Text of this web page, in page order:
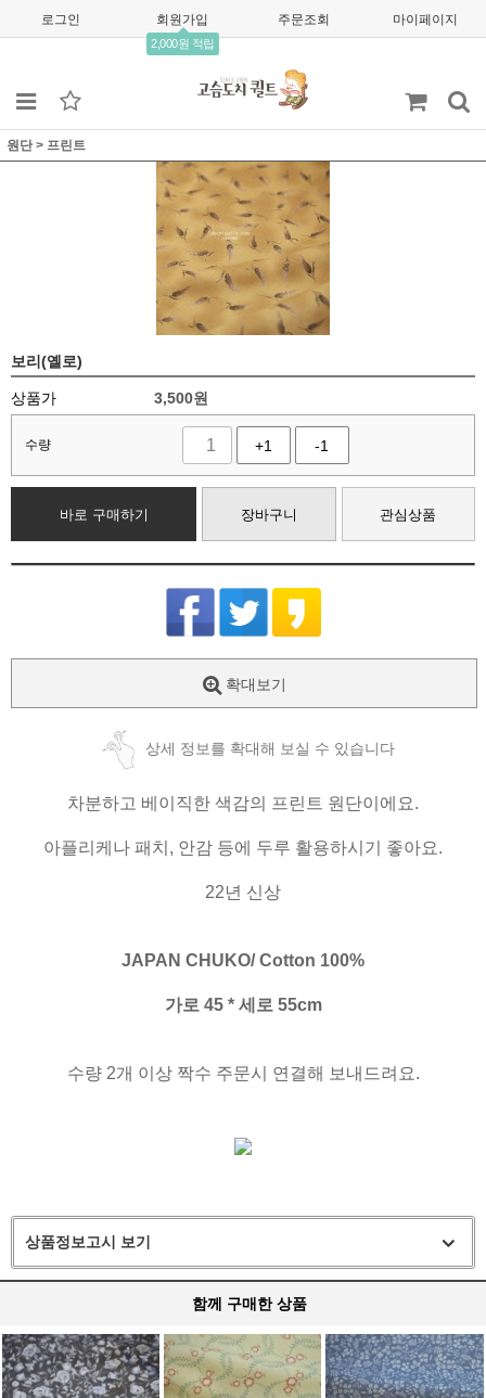
로그인 회원가입
2,000원 적립
주문조회 마이페이지
원단 > 프린트
보리(옐로)
상품가 3,500원
수량 +1 -1
바로 구매하기 장바구니 관심상품
확대보기
상세 정보를 확대해 보실 수 있습니다
차분하고 베이직한 색감의 프린트 원단이에요.
아플리케나 패치, 안감 등에 두루 활용하시기 좋아요.
22년 신상
JAPAN CHUKO/ Cotton 100%
가로 45 * 세로 55cm
수량 2개 이상 짝수 주문시 연결해 보내드려요.
상품정보고시 보기
함께 구매한 상품